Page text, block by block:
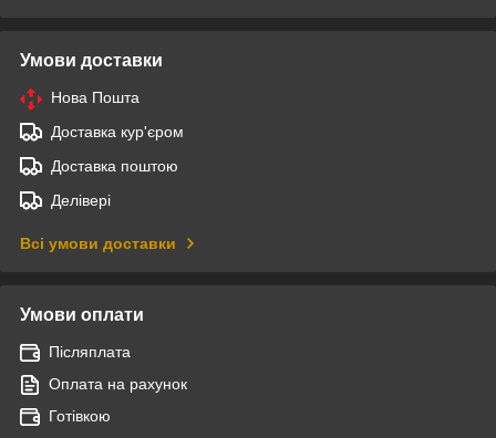
Умови доставки
Нова Пошта
Доставка кур'єром
Доставка поштою
Делівері
Всі умови доставки
Умови оплати
Післяплата
Оплата на рахунок
Готівкою